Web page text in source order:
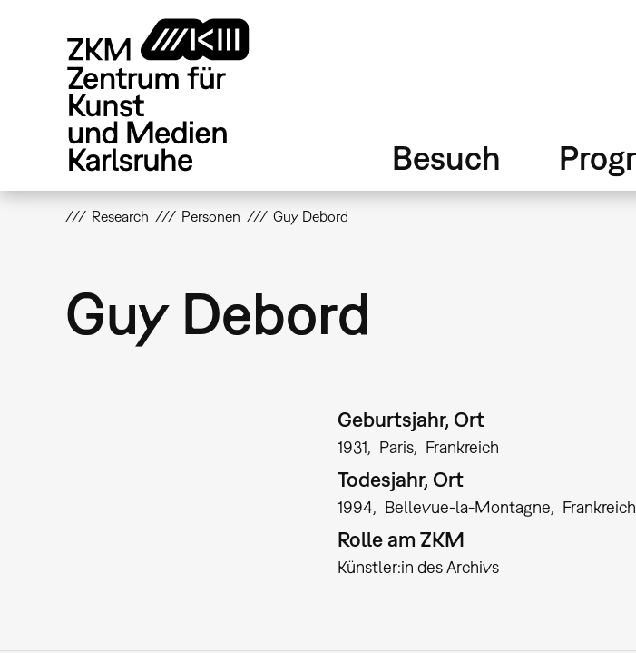
Besuch
Research Personen Guy Debord
Guy Debord
Geburtsjahr, Ort
1931 Paris Frankreich
Todesjahr, Ort
1994 Bellevue-la-Montagne Frankreich
Rolle am ZKM
Künstler:in des Archivs